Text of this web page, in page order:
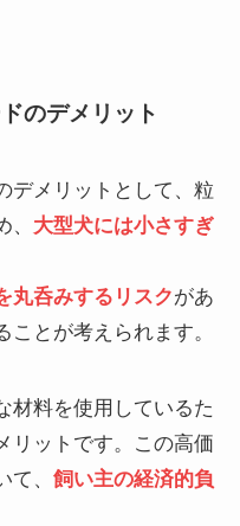
のデメリット
デメリットとして、粒
大型犬には小さすぎ
丸呑みするリスクがあ
とが考えられます。
材料を使用しているた
リットです。この高価
、 飼い主の経済的負